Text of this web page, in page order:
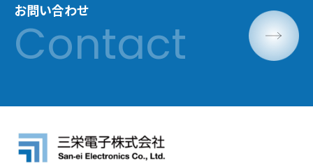
お問い合わせ